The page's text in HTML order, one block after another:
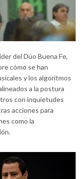
del Dúo Buena Fe,
cómo se han
y los algoritmos
a la postura
con inquietudes
acciones para
como la